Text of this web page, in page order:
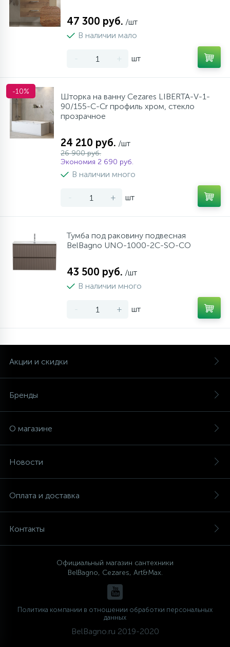
47 300 руб. /шт
В наличии мало
- + шт
-10%
Шторка на ванну Cezares LIBERTA-V-1-
90/155-C-Cr профиль хром, стекло
прозрачное
24 210 руб. /шт
26 900 руб.
Экономия 2 690 руб.
В наличии много
- + шт
Тумба под раковину подвесная
BelBagno UNO-1000-2C-SO-СO
43 500 руб. /шт
В наличии много
- + шт
Акции и скидки
Бренды
О магазине
Новости
Оплата и доставка
Контакты
Официальный магазин сантехники
BelBagno, Cezares, Art&Max.
Политика компании в отношении обработки персональных
данных
BelBagno.ru 2019-2020